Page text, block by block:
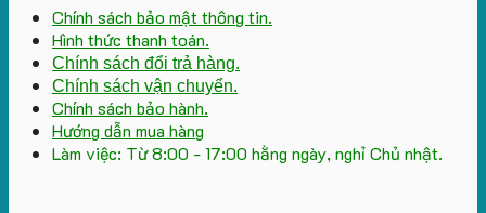
Chính sách bảo mật thông tin.
Hình thức thanh toán.
Chính sách đổi trả hàng.
Chính sách vận chuyển.
Chính sách bảo hành.
Hướng dẫn mua hàng
Làm việc: Từ 8:00 - 17:00 hằng ngày, nghỉ Chủ nhật.